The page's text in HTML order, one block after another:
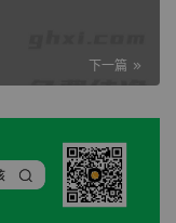
下一篇